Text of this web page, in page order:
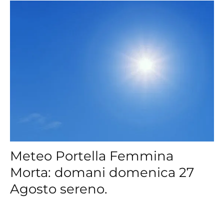
Meteo Portella Femmina
Morta: domani domenica 27
Agosto sereno.